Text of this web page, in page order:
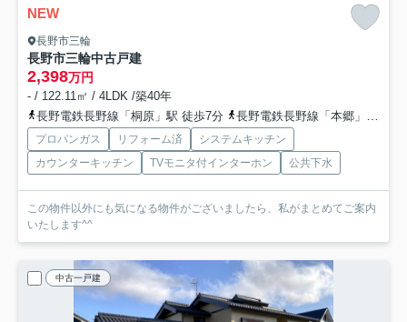
NEW
長野市三輪
長野市三輪中古戸建
2,398万円
- / 122.11㎡ / 4LDK /築40年
長野電鉄長野線「桐原」駅 徒歩7分
長野電鉄長野線「本郷」駅 徒歩6分
プロパンガス リフォーム済
システムキッチン
カウンターキッチン
TVモニタ付インターホン 公共下水
この物件以外にも気になる物件がございましたら、私がまとめてご案内
いたします^^
中古一戸建